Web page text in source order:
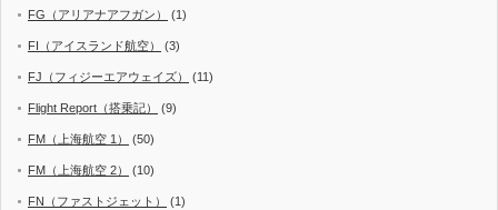
FG（アリアナアフガン） (1)
FI（アイスランド航空） (3)
FJ（フィジーエアウェイズ） (11)
Flight Report（搭乗記） (9)
FM（上海航空 1） (50)
FM（上海航空 2） (10)
FN（ファストジェット） (1)